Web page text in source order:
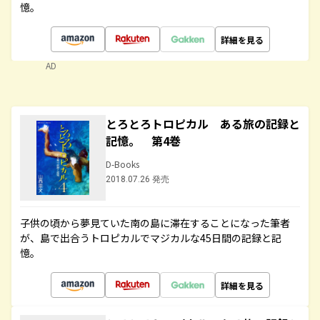
憶。
詳細を見る
AD
とろとろトロピカル ある旅の記録と
記憶。 第4巻
D-Books
2018.07.26 発売
子供の頃から夢見ていた南の島に滞在することになった筆者
が、島で出合うトロピカルでマジカルな45日間の記録と記
憶。
詳細を見る